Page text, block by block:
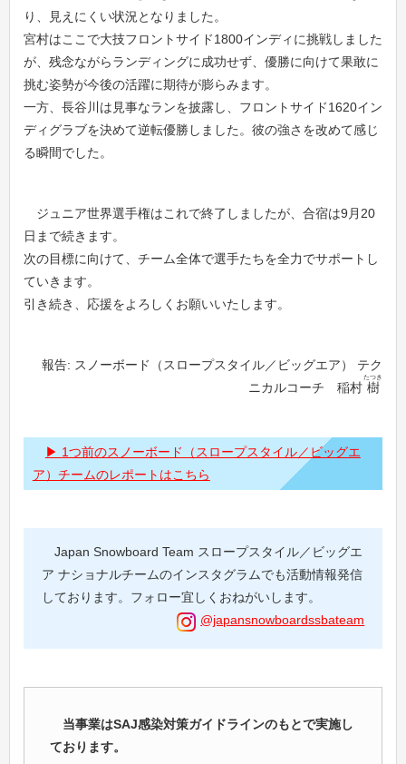
り、見えにくい状況となりました。
宮村はここで大技フロントサイド1800インディに挑戦しました
が、残念ながらランディングに成功せず、優勝に向けて果敢に
挑む姿勢が今後の活躍に期待が膨らみます。
一方、長谷川は見事なランを披露し、フロントサイド1620イン
ディグラブを決めて逆転優勝しました。彼の強さを改めて感じ
る瞬間でした。
ジュニア世界選手権はこれで終了しましたが、合宿は9月20
日まで続きます。
次の目標に向けて、チーム全体で選手たちを全力でサポートし
ていきます。
引き続き、応援をよろしくお願いいたします。
報告: スノーボード（スロープスタイル／ビッグエア） テク
ニカルコーチ 稲村 樹
たつき
1つ前のスノーボード（スロープスタイル／ビッグエ
ア）チームのレポートはこちら
Japan Snowboard Team スロープスタイル／ビッグエ
ア ナショナルチームのインスタグラムでも活動情報発信
しております。フォロー宜しくおねがいします。
@japansnowboardssbateam
当事業はSAJ感染対策ガイドラインのもとで実施し
ております。